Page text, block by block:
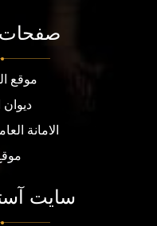
موقع
الامانة
سایت